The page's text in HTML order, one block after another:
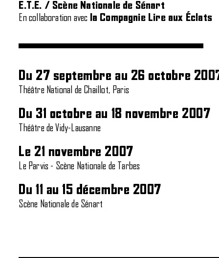
E.T.E. / Scène Nationale de Sénart
En collaboration avec la Compagnie Lire aux Éclats
Du 27 septembre au 26 octobre
Théâtre National de Chaillot, Paris
Du 31 octobre au 18 novembre 2007
Théâtre de Vidy-Lausanne
Le 21 novembre 2007
Le Parvis - Scène Nationale de Tarbes
Du 11 au 15 décembre 2007
Scène Nationale de Sénart